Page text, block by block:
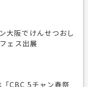
大阪でけんせつおし
ェス出展
CBC 5チャン春祭